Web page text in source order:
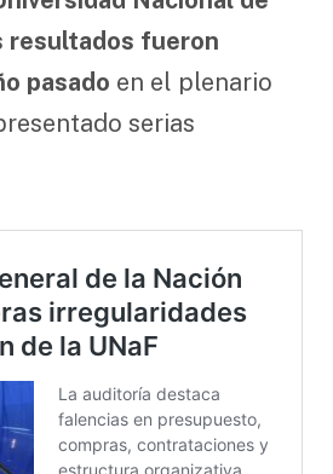
resultados fueron
pasado en el plenario
serias